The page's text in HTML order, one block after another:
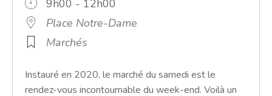
9h00 - 12h00
Place Notre-Dame
Marchés
Instauré en 2020, le marché du samedi est le
rendez-vous incontournable du week-end. Voilà un